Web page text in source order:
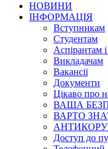
НОВИНИ
ІНФОРМАЦІЯ
Вступникам
Студентам
Аспірантам
Викладачам
Вакансії
Документи
Цікаво про
ВАША
ВАРТО
Доступ до